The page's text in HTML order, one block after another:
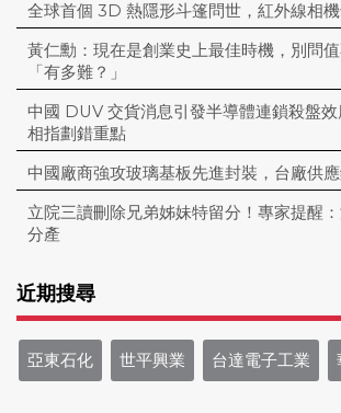
全球首個 3D 熱隱形斗篷問世，紅外線相機
黃仁勳：現在是創業史上最佳時機，別問
「有多難？」
中國 DUV 交貨消息引發半導體連鎖殺盤
相指劃錯重點
中國廠商強攻玻璃基板先進封裝，台廠供
立院三讀刪除兄弟姊妹特留分！專家提醒
分產
近期搜尋
亞東石化 世平興業 台達電子工業